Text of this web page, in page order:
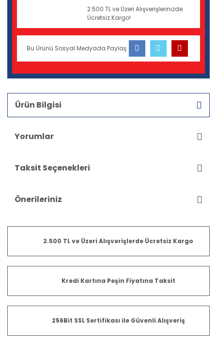
2.500 TL ve Üzeri Alışverişlerinizde
Ücretsiz Kargo!
Bu Ürünü Sosyal Medyada Paylaş
Ürün Bilgisi
Yorumlar
Taksit Seçenekleri
Önerileriniz
2.500 TL ve Üzeri Alışverişlerde Ücretsiz Kargo
Kredi Kartına Peşin Fiyatına Taksit
256Bit SSL Sertifikası ile Güvenli Alışveriş